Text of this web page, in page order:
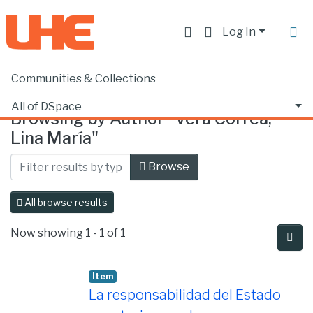
Log In
Communities & Collections
All of DSpace
Home Browse by Author
Browsing by Author "Vera Correa,
Lina María"
Browse
All browse results
Now showing 1 - 1 of 1
Item
La responsabilidad del Estado